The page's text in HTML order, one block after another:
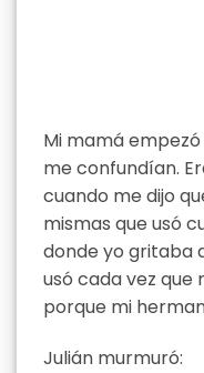
Mi mamá
me confundían.
cuando me dijo
mismas que usó
donde yo gritaba
usó cada vez que
porque mi
Julián murmuró: